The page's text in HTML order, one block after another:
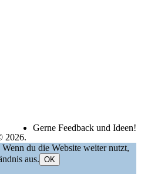
Gerne Feedback und Ideen!
2026.
du die Website weiter nutzt,
aus. OK